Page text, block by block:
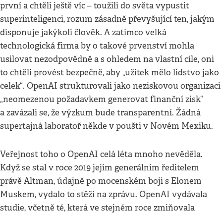
první a chtěli ještě víc – toužili do světa vypustit
superinteligenci, rozum zásadně převyšující ten, jakým
disponuje jakýkoli člověk. A zatímco velká
technologická firma by o takové prvenství mohla
usilovat nezodpovědně a s ohledem na vlastní cíle, oni
to chtěli provést bezpečně, aby „užitek mělo lidstvo jako
celek“. OpenAI strukturovali jako neziskovou organizaci
„neomezenou požadavkem generovat finanční zisk“
a zavázali se, že výzkum bude transparentní. Žádná
supertajná laboratoř někde v poušti v Novém Mexiku.
Veřejnost toho o OpenAI celá léta mnoho nevěděla.
Když se stal v roce 2019 jejím generálním ředitelem
právě Altman, údajně po mocenském boji s Elonem
Muskem, vydalo to stěží na zprávu. OpenAI vydávala
studie, včetně té, která ve stejném roce zmiňovala